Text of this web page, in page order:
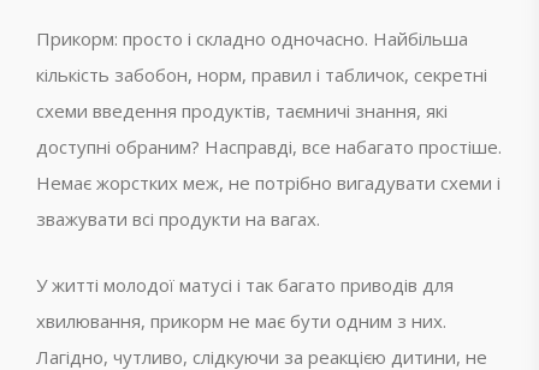
Прикорм: просто і складно одночасно. Найбільша
кількість забобон, норм, правил і табличок, секретні
схеми введення продуктів, таємничі знання, які
доступні обраним? Насправді, все набагато простіше.
Немає жорстких меж, не потрібно вигадувати схеми і
зважувати всі продукти на вагах.
У житті молодої матусі і так багато приводів для
хвилювання, прикорм не має бути одним з них.
Лагідно, чутливо, слідкуючи за реакцією дитини, не